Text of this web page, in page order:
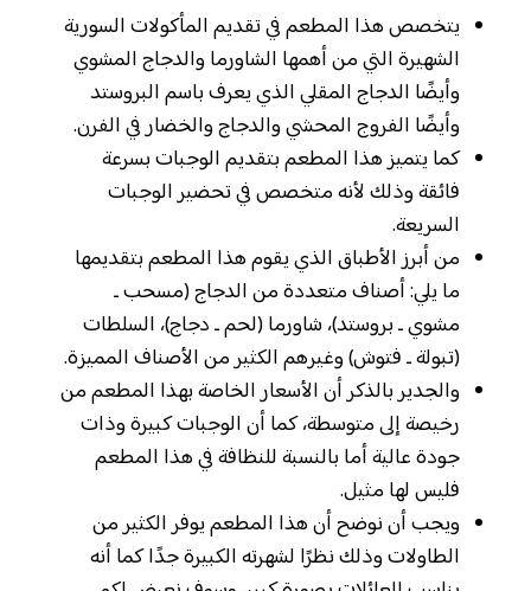
يتخصص هذا المطعم في تقديم المأكولات السورية
الشهيرة التي من أهمها الشاورما والدجاج المشوي
وأيضًا الدجاج المقلي الذي يعرف باسم البروستد
وأيضًا الفروج المحشي والدجاج والخضار في الفرن.
كما يتميز هذا المطعم بتقديم الوجبات بسرعة
فائقة وذلك لأنه متخصص في تحضير الوجبات
السريعة.
من أبرز الأطباق الذي يقوم هذا المطعم بتقديمها
ما يلي: أصناف متعددة من الدجاج (مسحب ـ
مشوي ـ بروستد)، شاورما (لحم ـ دجاج)، السلطات
(تبولة ـ فتوش) وغيرهم الكثير من الأصناف المميزة.
والجدير بالذكر أن الأسعار الخاصة بهذا المطعم من
رخيصة إلى متوسطة، كما أن الوجبات كبيرة وذات
جودة عالية أما بالنسبة للنظافة في هذا المطعم
فليس لها مثيل.
ويجب أن نوضح أن هذا المطعم يوفر الكثير من
الطاولات وذلك نظرًا لشهرته الكبيرة جدًا كما أنه